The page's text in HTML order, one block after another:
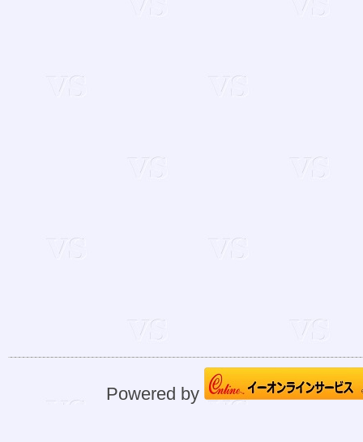
Powered by